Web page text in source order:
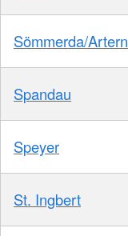
Sömmerda/Artern
Spandau
Speyer
St. Ingbert